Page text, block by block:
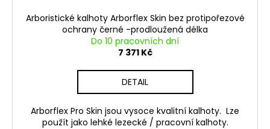
Arboristické kalhoty Arborflex Skin bez protipořezové
ochrany černé -prodloužená délka
Do 10 pracovních dní
7 371 Kč
DETAIL
Arborflex Pro Skin jsou vysoce kvalitní kalhoty. Lze
použít jako lehké lezecké / pracovní kalhoty.